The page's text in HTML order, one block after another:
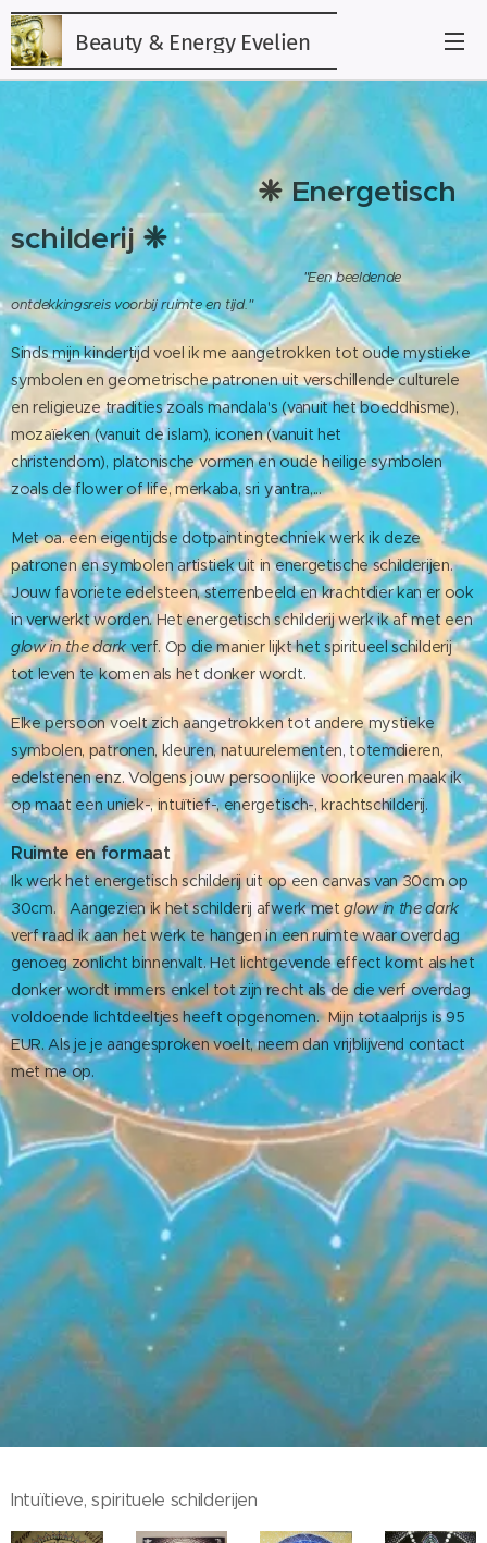
Beauty & Energy Evelien
Evelien
❈ Energetisch
schilderij ❈
"Een beeldende
ontdekkingsreis voorbij ruimte en tijd."
Sinds mijn kindertijd voel ik me aangetrokken tot oude mystieke
symbolen en geometrische patronen uit verschillende culturele
en religieuze tradities zoals mandala's (vanuit het boeddhisme),
mozaïeken (vanuit de islam), iconen (vanuit het
christendom), platonische vormen en oude heilige symbolen
zoals de flower of life, merkaba, sri yantra,...
Met oa. een eigentijdse dotpaintingtechniek werk ik deze
patronen en symbolen artistiek uit in energetische schilderijen.
Jouw favoriete edelsteen, sterrenbeeld en krachtdier kan er ook
in verwerkt worden. Het energetisch schilderij werk ik af met een
glow in the darkverf. Op die manier lijkt het spiritueel schilderij
tot leven te komen als het donker wordt.
Elke persoon voelt zich aangetrokken tot andere mystieke
symbolen, patronen, kleuren, natuurelementen, totemdieren,
edelstenen enz. Volgens jouw persoonlijke voorkeuren maak ik
op maat een uniek-, intuïtief-, energetisch-, krachtschilderij.
Ruimte en formaat
Ik werk het energetisch schilderij uit op een canvas van 30cm op
30cm. Aangezien ik het schilderij afwerk metglow in the dark
verfraad ik aan het werk te hangen in een ruimte waar overdag
genoeg zonlicht binnenvalt. Het lichtgevende effect komt als het
donker wordt immers enkel tot zijn recht als de die verf overdag
voldoende lichtdeeltjes heeft opgenomen.Mijn totaalprijs is 95
EUR. Als je je aangesproken voelt, neem dan vrijblijvend contact
met me op.
Intuïtieve, spirituele schilderijen